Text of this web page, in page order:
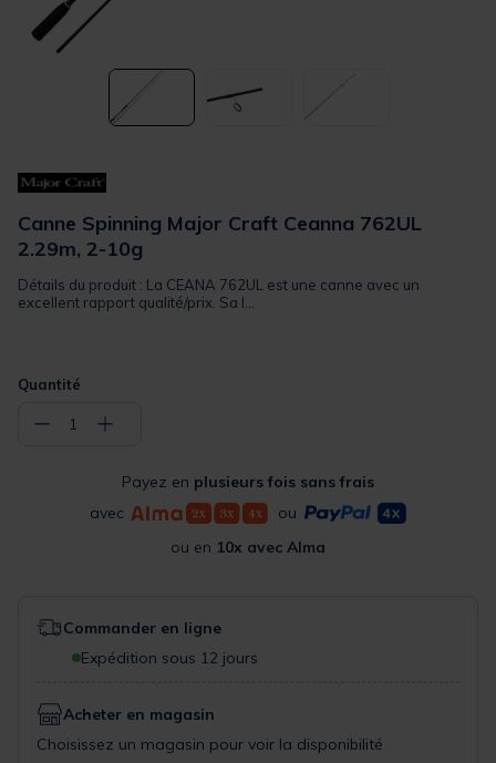
Canne Spinning Major Craft Ceanna 762UL
2.29m, 2-10g
Détails du produit : La CEANA 762UL est une canne avec un
excellent rapport qualité/prix. Sa l...
Quantité
− 1 +
Payez en plusieurs fois sans frais
avec
ou
ou en 10x avec Alma
Commander en ligne
Expédition sous 12 jours
Acheter en magasin
Choisissez un magasin pour voir la disponibilité